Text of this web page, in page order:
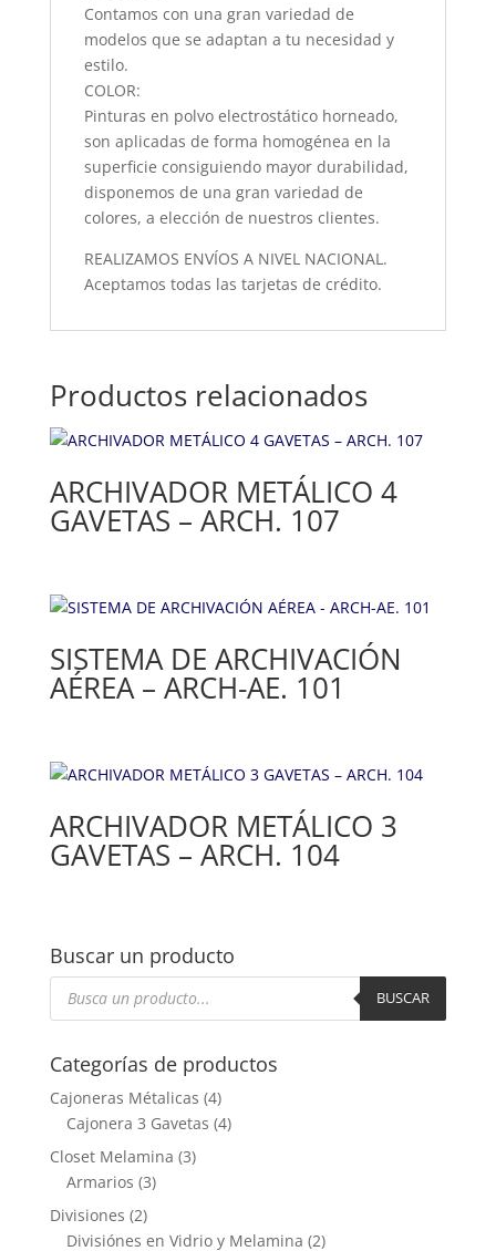
Contamos con una gran variedad de
modelos que se adaptan a tu necesidad y
estilo.
COLOR:
Pinturas en polvo electrostático horneado,
son aplicadas de forma homogénea en la
superficie consiguiendo mayor durabilidad,
disponemos de una gran variedad de
colores, a elección de nuestros clientes.
REALIZAMOS ENVÍOS A NIVEL NACIONAL.
Aceptamos todas las tarjetas de crédito.
Productos relacionados
ARCHIVADOR METÁLICO 4
GAVETAS – ARCH. 107
SISTEMA DE ARCHIVACIÓN
AÉREA – ARCH-AE. 101
ARCHIVADOR METÁLICO 3
GAVETAS – ARCH. 104
Buscar un producto
Búsqueda
BUSCAR
Categorías de productos
Cajoneras Métalicas (4)
Cajonera 3 Gavetas (4)
Closet Melamina (3)
Armarios (3)
Divisiones (2)
Divisiónes en Vidrio y Melamina (2)